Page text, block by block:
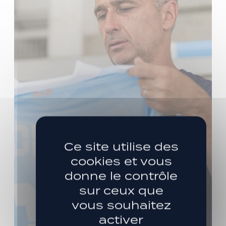
Ce site utilise des
cookies et vous
donne le contrôle
sur ceux que
vous souhaitez
activer